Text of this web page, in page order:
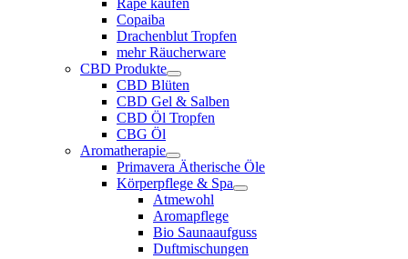
Rapé kaufen
Copaiba
Drachenblut Tropfen
mehr Räucherware
CBD Produkte
CBD Blüten
CBD Gel & Salben
CBD Öl Tropfen
CBG Öl
Aromatherapie
Primavera Ätherische Öle
Körperpflege & Spa
Atmewohl
Aromapflege
Bio Saunaaufguss
Duftmischungen